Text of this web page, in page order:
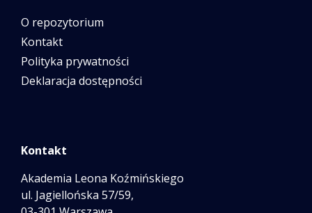
O repozytorium
Kontakt
Polityka prywatności
Deklaracja dostępności
Kontakt
Akademia Leona Koźmińskiego
ul. Jagiellońska 57/59,